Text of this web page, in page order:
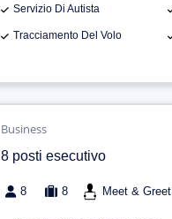
Servizio Di Autista
Tracciamento Del Volo
Business
8 posti esecutivo
8 8 Meet & Greet